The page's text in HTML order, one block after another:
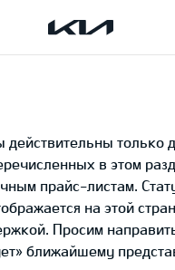
только
в этом
прайс-листам.
на этой
Просим
ближайшему